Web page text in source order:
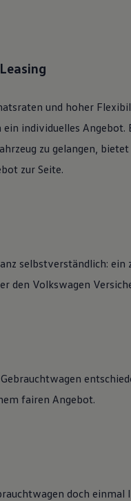
und hoher
individuelles Angebot.
zu gelangen, bietet
zur Seite.
selbstverständlich: ein
den Volkswagen
Gebrauchtwagen
fairen Angebot.
doch einmal